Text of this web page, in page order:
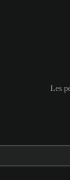
Les